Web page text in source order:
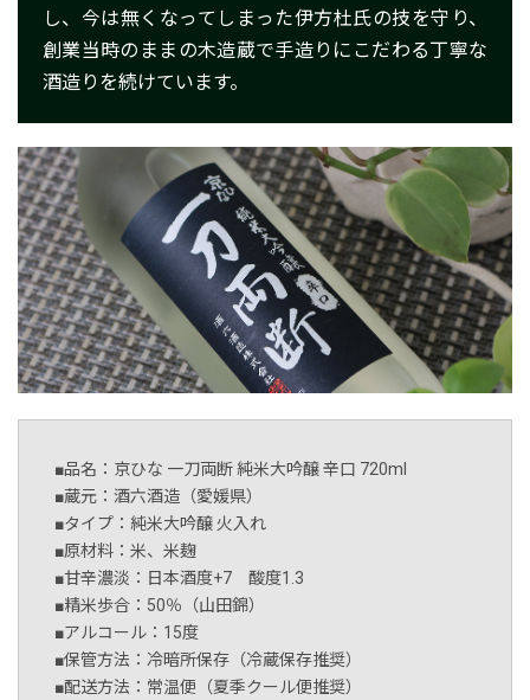
し、今は無くなってしまった伊方杜氏の技を守り、
創業当時のままの木造蔵で手造りにこだわる丁寧な
酒造りを続けています。
■品名：京ひな 一刀両断 純米大吟醸 辛口 720ml
■蔵元：酒六酒造（愛媛県）
■タイプ：純米大吟醸 火入れ
■原材料：米、米麹
■甘辛濃淡：日本酒度+7 酸度1.3
■精米歩合：50％（山田錦）
■アルコール：15度
■保管方法：冷暗所保存（冷蔵保存推奨）
■配送方法：常温便（夏季クール便推奨）